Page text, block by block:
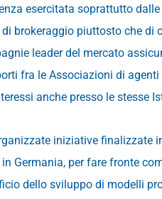
esercitata soprattutto
di brokeraggio piuttosto che
leader del mercato
fra le Associazioni di
anche presso le stesse
iniziative finalizzate
Germania, per fare fronte
dello sviluppo di modelli